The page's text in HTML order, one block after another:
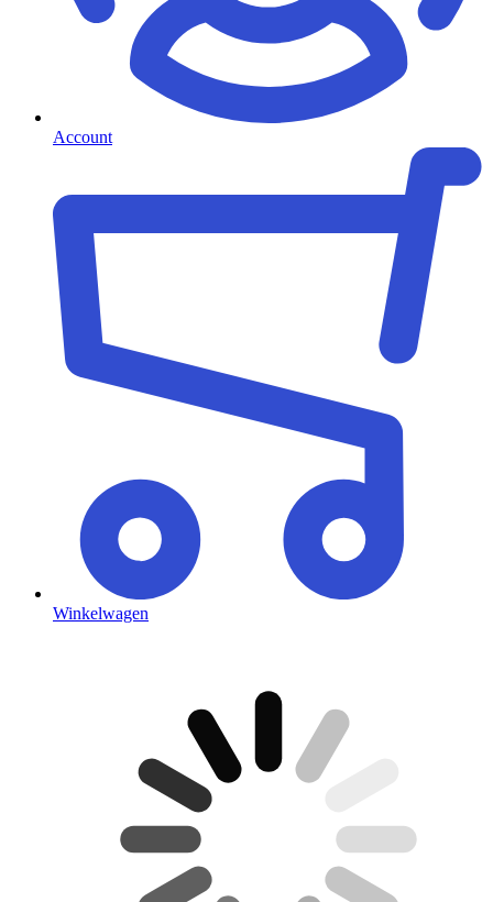
Account
Winkelwagen